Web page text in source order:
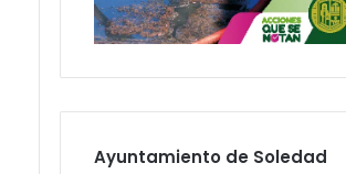
Ayuntamiento de Soledad